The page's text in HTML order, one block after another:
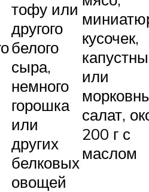
тофу или
другого
белого
сыра,
немного
горошка
или
других
белковых
овощей
кусочек,
или
салат,
200 г с
маслом